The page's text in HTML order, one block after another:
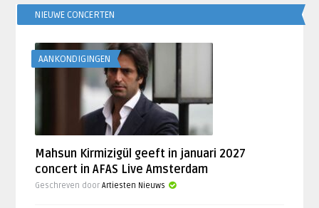
NIEUWE CONCERTEN
AANKONDIGINGEN
Mahsun Kirmizigül geeft in januari 2027
concert in AFAS Live Amsterdam
Geschreven doorArtiesten Nieuws